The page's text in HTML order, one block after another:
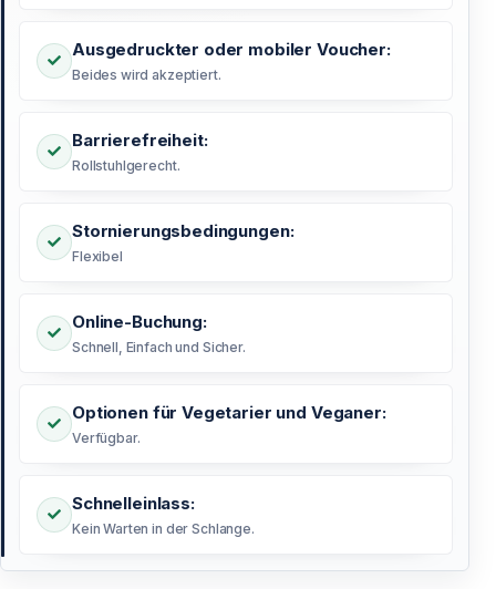
Ausgedruckter oder mobiler Voucher:
Beides wird akzeptiert.
Barrierefreiheit:
Rollstuhlgerecht.
Stornierungsbedingungen:
Flexibel
Online-Buchung:
Schnell, Einfach und Sicher.
Optionen für Vegetarier und Veganer:
Verfügbar.
Schnelleinlass:
Kein Warten in der Schlange.